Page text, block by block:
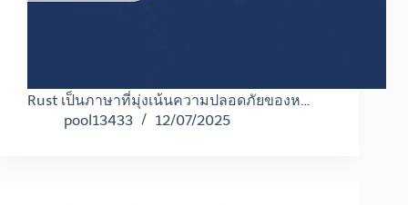
Rust เป็นภาษาที่มุ่งเน้นความปลอดภัยของห…
pool13433
12/07/2025